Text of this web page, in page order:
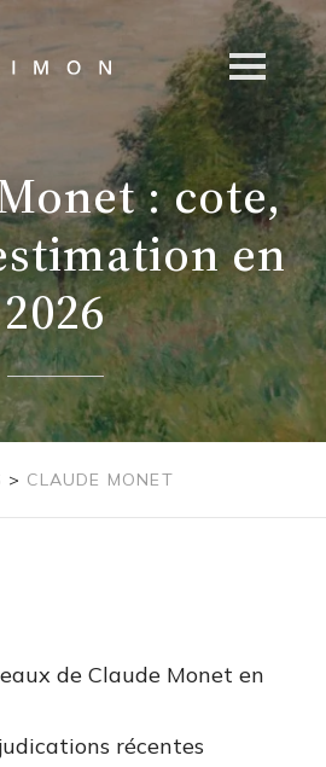
: cote,
en
2026
> CLAUDE MONET
de Claude Monet en
récentes